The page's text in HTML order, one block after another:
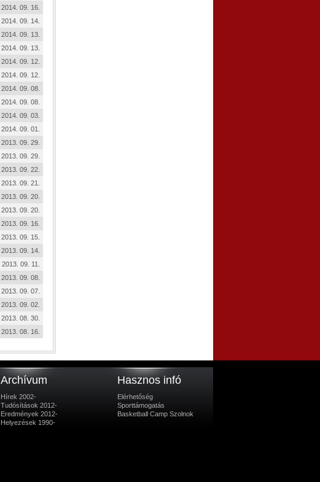
2014. 09. 16.
2014. 09. 14.
2014. 09. 13.
2014. 09. 13.
2014. 09. 12.
2014. 09. 12.
2014. 09. 08.
2014. 09. 08.
2014. 09. 03.
2014. 09. 01.
2013. 09. 29.
2013. 09. 29.
2013. 09. 22.
2013. 09. 21.
2013. 09. 20.
2013. 09. 20.
2013. 09. 16.
2013. 09. 15.
2013. 09. 14.
2013. 09. 11.
2013. 09. 08.
2013. 09. 07.
2013. 09. 02.
2013. 08. 30.
2013. 08. 16.
Archívum
Hírek 2002-
Tudósítások 2012-
Eredmények 2012-
Helyezések 1990-
Hasznos infó
Elérhetőség
Sporttámogatás
Basketball Camp Szolnok